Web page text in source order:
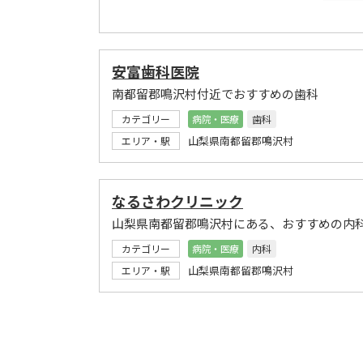
安富歯科医院
南都留郡鳴沢村付近でおすすめの歯科
カテゴリー 病院・医療
歯科
エリア・駅
山梨県南都留郡鳴沢村
なるさわクリニック
山梨県南都留郡鳴沢村にある、おすすめの内
カテゴリー 病院・医療
内科
エリア・駅
山梨県南都留郡鳴沢村